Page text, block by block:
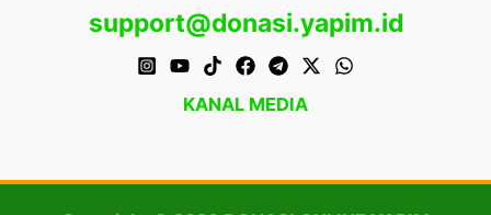
support@donasi.yapim.id
KANAL MEDIA